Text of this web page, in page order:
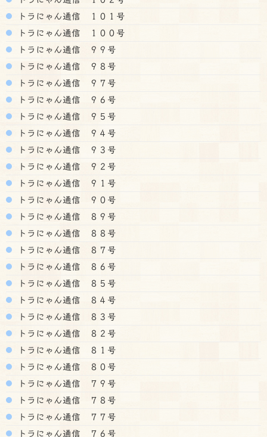
トラにゃん通信 １０１号
トラにゃん通信 １００号
トラにゃん通信 ９９号
トラにゃん通信 ９８号
トラにゃん通信 ９７号
トラにゃん通信 ９６号
トラにゃん通信 ９５号
トラにゃん通信 ９４号
トラにゃん通信 ９３号
トラにゃん通信 ９２号
トラにゃん通信 ９１号
トラにゃん通信 ９０号
トラにゃん通信 ８９号
トラにゃん通信 ８８号
トラにゃん通信 ８７号
トラにゃん通信 ８６号
トラにゃん通信 ８５号
トラにゃん通信 ８４号
トラにゃん通信 ８３号
トラにゃん通信 ８２号
トラにゃん通信 ８１号
トラにゃん通信 ８０号
トラにゃん通信 ７９号
トラにゃん通信 ７８号
トラにゃん通信 ７７号
トラにゃん通信 ７６号